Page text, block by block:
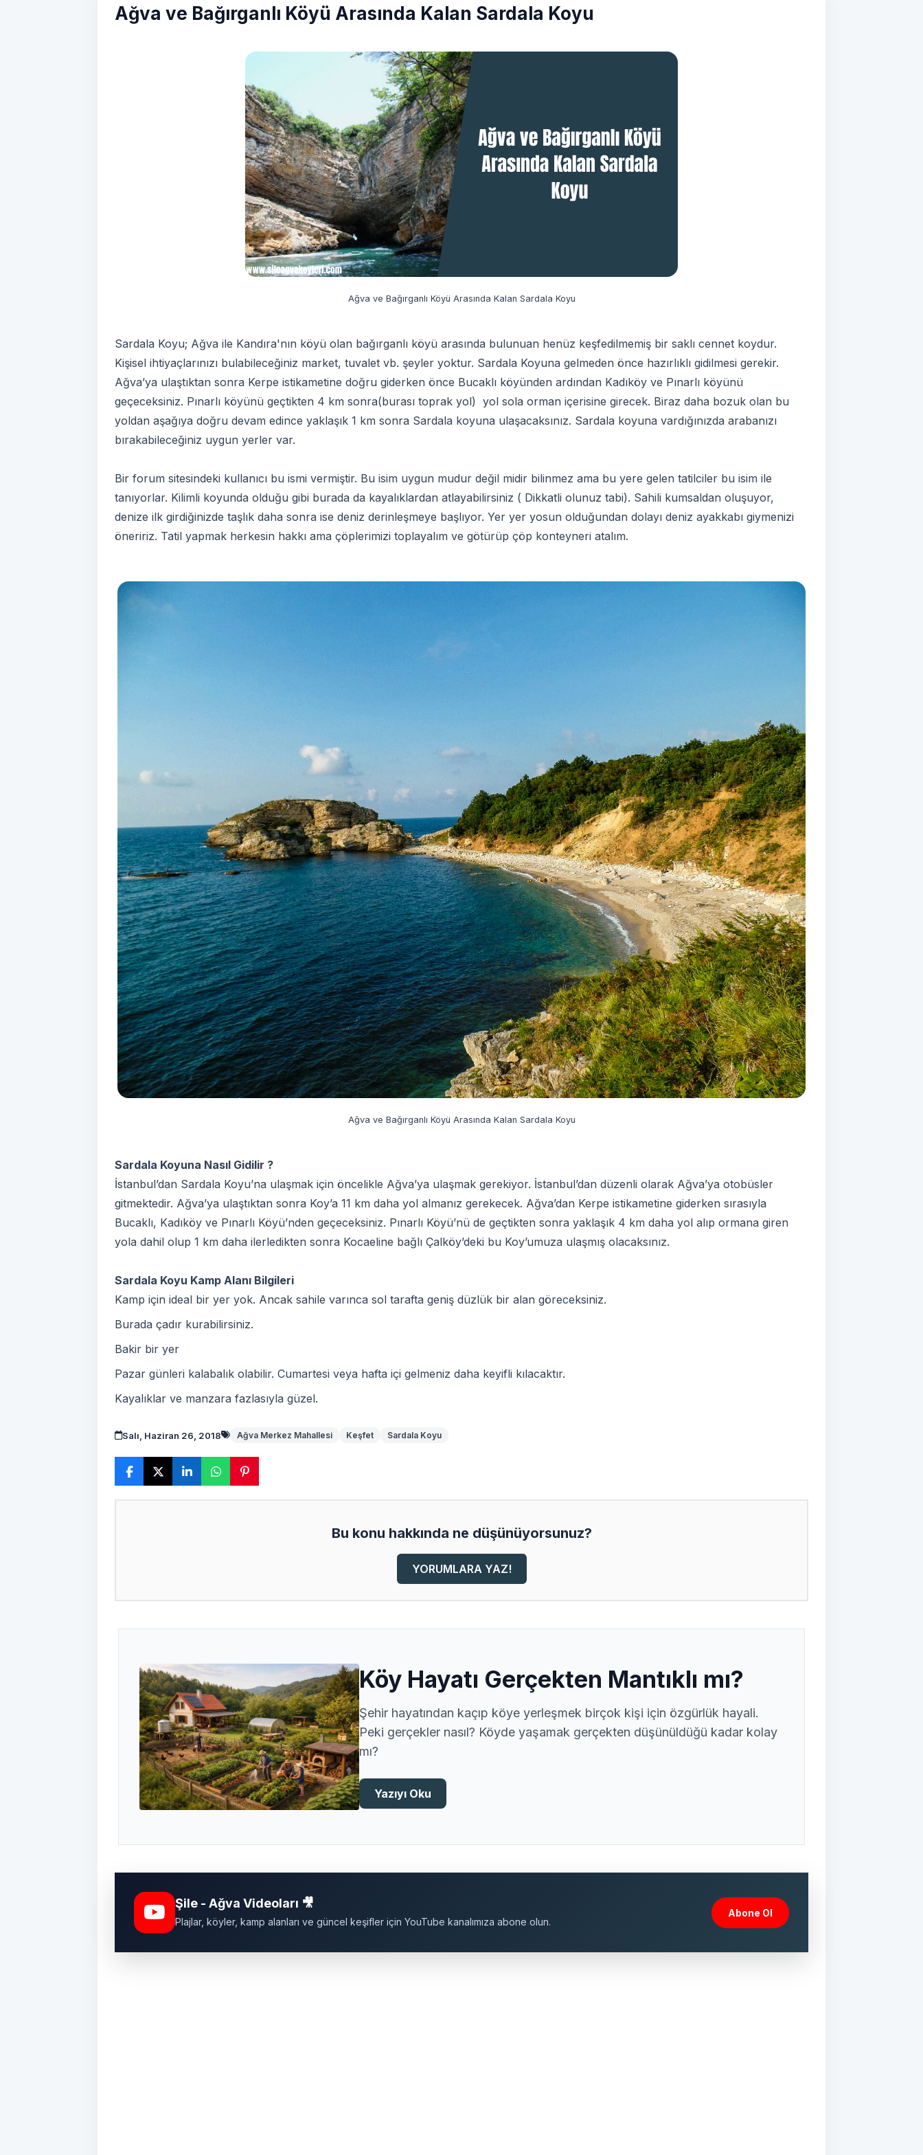
Ağva ve Bağırganlı Köyü Arasında Kalan Sardala Koyu
Ağva ve Bağırganlı Köyü Arasında Kalan Sardala Koyu
Sardala Koyu; Ağva ile Kandıra'nın köyü olan bağırganlı köyü arasında bulunuan henüz keşfedilmemiş bir saklı cennet koydur.
Kişisel ihtiyaçlarınızı bulabileceğiniz market, tuvalet vb. şeyler yoktur. Sardala Koyuna gelmeden önce hazırlıklı gidilmesi gerekir.
Ağva’ya ulaştıktan sonra Kerpe istikametine doğru giderken önce Bucaklı köyünden ardından Kadıköy ve Pınarlı köyünü
geçeceksiniz. Pınarlı köyünü geçtikten 4 km sonra(burası toprak yol) yol sola orman içerisine girecek. Biraz daha bozuk olan bu
yoldan aşağıya doğru devam edince yaklaşık 1 km sonra Sardala koyuna ulaşacaksınız. Sardala koyuna vardığınızda arabanızı
bırakabileceğiniz uygun yerler var.
Bir forum sitesindeki kullanıcı bu ismi vermiştir. Bu isim uygun mudur değil midir bilinmez ama bu yere gelen tatilciler bu isim ile
tanıyorlar. Kilimli koyunda olduğu gibi burada da kayalıklardan atlayabilirsiniz ( Dikkatli olunuz tabi). Sahili kumsaldan oluşuyor,
denize ilk girdiğinizde taşlık daha sonra ise deniz derinleşmeye başlıyor. Yer yer yosun olduğundan dolayı deniz ayakkabı giymenizi
öneririz. Tatil yapmak herkesin hakkı ama çöplerimizi toplayalım ve götürüp çöp konteyneri atalım.
Ağva ve Bağırganlı Köyü Arasında Kalan Sardala Koyu
Sardala Koyuna Nasıl Gidilir ?
İstanbul’dan Sardala Koyu’na ulaşmak için öncelikle Ağva’ya ulaşmak gerekiyor. İstanbul’dan düzenli olarak Ağva’ya otobüsler
gitmektedir. Ağva’ya ulaştıktan sonra Koy’a 11 km daha yol almanız gerekecek. Ağva’dan Kerpe istikametine giderken sırasıyla
Bucaklı, Kadıköy ve Pınarlı Köyü’nden geçeceksiniz. Pınarlı Köyü’nü de geçtikten sonra yaklaşık 4 km daha yol alıp ormana giren
yola dahil olup 1 km daha ilerledikten sonra Kocaeline bağlı Çalköy’deki bu Koy’umuza ulaşmış olacaksınız.
Sardala Koyu Kamp Alanı Bilgileri
Kamp için ideal bir yer yok. Ancak sahile varınca sol tarafta geniş düzlük bir alan göreceksiniz.
Burada çadır kurabilirsiniz.
Bakir bir yer
Pazar günleri kalabalık olabilir. Cumartesi veya hafta içi gelmeniz daha keyifli kılacaktır.
Kayalıklar ve manzara fazlasıyla güzel.
Salı, Haziran 26, 2018 Ağva Merkez Mahallesi Keşfet Sardala Koyu
Bu konu hakkında ne düşünüyorsunuz?
YORUMLARA YAZ!
Köy Hayatı Gerçekten Mantıklı mı?
Şehir hayatından kaçıp köye yerleşmek birçok kişi için özgürlük hayali.
Peki gerçekler nasıl? Köyde yaşamak gerçekten düşünüldüğü kadar kolay
mı?
Yazıyı Oku
Şile - Ağva Videoları 🎥
Plajlar, köyler, kamp alanları ve güncel keşifler için YouTube kanalımıza abone olun.
Abone Ol